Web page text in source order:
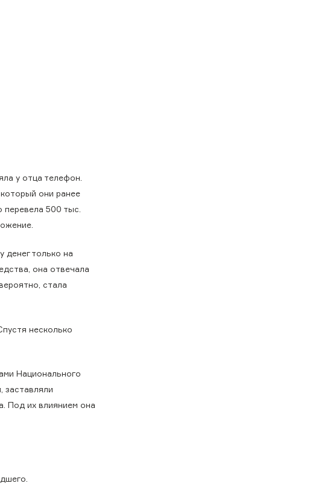
у отца телефон.
они ранее
500 тыс.
денег только на
она отвечала
стала
несколько
Национального
заставляли
Под их влиянием она